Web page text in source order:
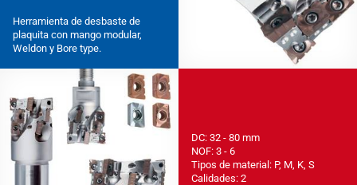
Herramienta de desbaste de
plaquita con mango modular,
Weldon y Bore type.
DC: 32 - 80 mm
NOF: 3 - 6
Tipos de material: P, M, K, S
Calidades: 2